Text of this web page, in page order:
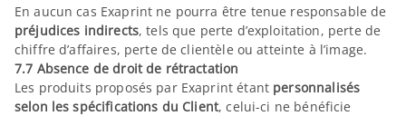
En aucun cas Exaprint ne pourra être tenue responsable de
préjudices indirects, tels que perte d’exploitation, perte de
chiffre d’affaires, perte de clientèle ou atteinte à l’image.
7.7 Absence de droit de rétractation
Les produits proposés par Exaprint étant personnalisés
selon les spécifications du Client, celui-ci ne bénéficie